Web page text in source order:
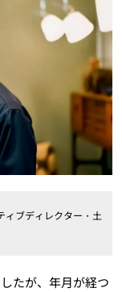
ィブディレクター・土
たが、年月が経つ